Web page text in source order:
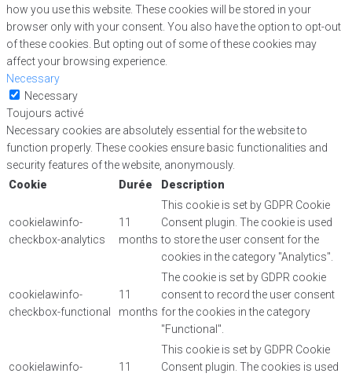
how you use this website. These cookies will be stored in your
browser only with your consent. You also have the option to opt-out
of these cookies. But opting out of some of these cookies may
affect your browsing experience.
Necessary
Necessary
Toujours activé
Necessary cookies are absolutely essential for the website to
function properly. These cookies ensure basic functionalities and
security features of the website, anonymously.
Cookie
Durée Description
cookielawinfo-
checkbox-analytics
11
months
This cookie is set by GDPR Cookie
Consent plugin. The cookie is used
to store the user consent for the
cookies in the category "Analytics".
cookielawinfo-
checkbox-functional
11
months
The cookie is set by GDPR cookie
consent to record the user consent
for the cookies in the category
"Functional".
cookielawinfo-
11
This cookie is set by GDPR Cookie
Consent plugin. The cookies is used